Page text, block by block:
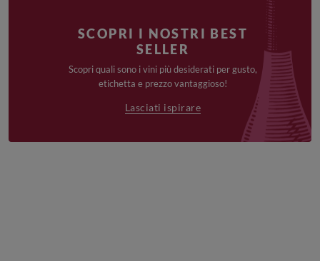
SCOPRI I NOSTRI BEST
SELLER
Scopri quali sono i vini più desiderati per gusto,
etichetta e prezzo vantaggioso!
Lasciati ispirare